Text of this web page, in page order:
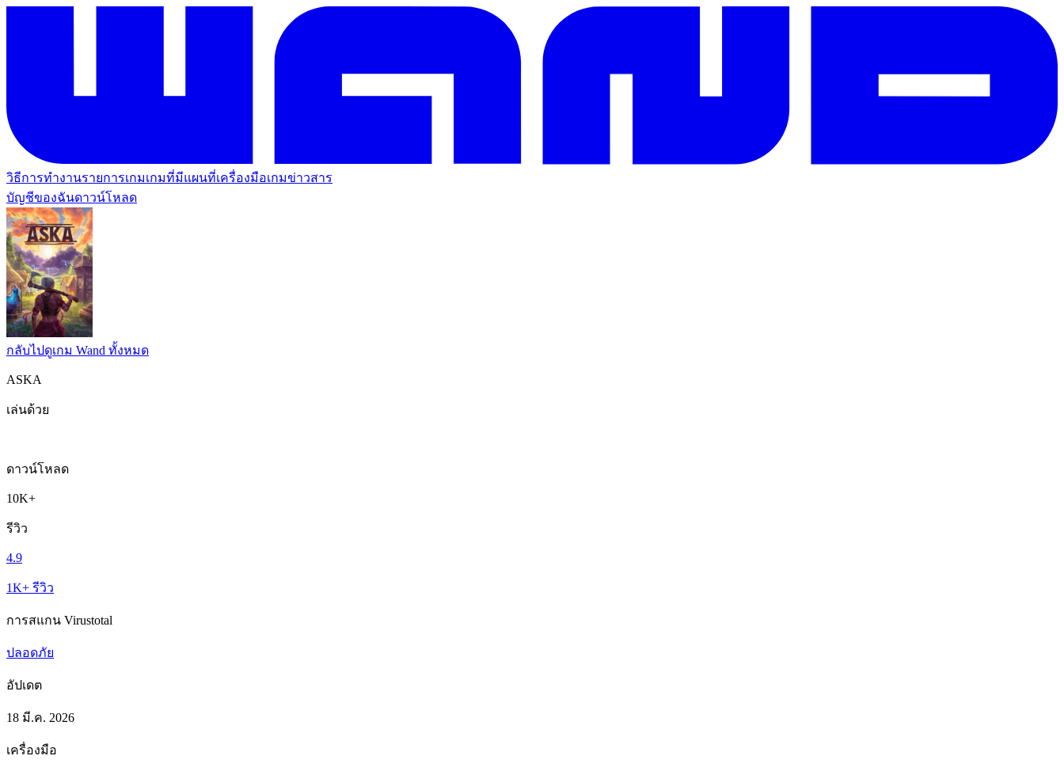
วิธีการทำงานรายการเกมเกมที่มีแผนที่เครื่องมือเกมข่าวสาร
บัญชีของฉันดาวน์โหลด
กลับไปดูเกม Wand ทั้งหมด
ASKA
เล่นด้วย
ดาวน์โหลด
10K+
รีวิว
4.9
1K+ รีวิว
การสแกน Virustotal
ปลอดภัย
อัปเดต
18 มี.ค. 2026
เครื่องมือ